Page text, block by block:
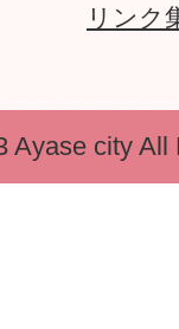
リンク
Ayase city